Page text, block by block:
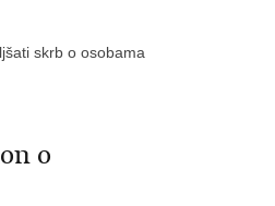
skrb o osobama
o